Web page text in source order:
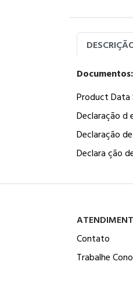
Documentos:
Product Data
Declaração d
Declaração
Declara ção
Contato
Trabalhe